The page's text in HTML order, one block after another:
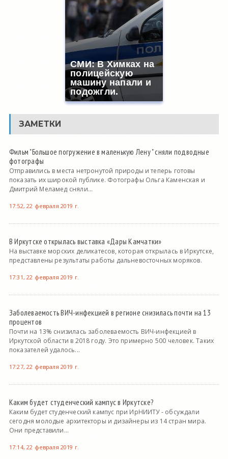
СМИ: В Химках на
полицейскую
машину напали и
подожгли.
ЗАМЕТКИ
Фильм "Большое погружение в маленькую Лену " сняли подводные
фотографы
Отправились в места нетронутой природы и теперь готовы
показать их широкой публике. Фотографы Ольга Каменская и
Дмитрий Меламед сняли...
17:52, 22 февраля 2019 г.
В Иркутске открылась выставка «Дары Камчатки»
На выставке морских деликатесов, которая открылась в Иркутске,
представлены результаты работы дальневосточных моряков.
17:31, 22 февраля 2019 г.
Заболеваемость ВИЧ-инфекцией в регионе снизилась почти на 13
процентов
Почти на 13% снизилась заболеваемость ВИЧ-инфекцией в
Иркутской области в 2018 году. Это примерно 500 человек. Таких
показателей удалось...
17:27, 22 февраля 2019 г.
Каким будет студенческий кампус в Иркутске?
Каким будет студенческий кампус при ИрНИИТУ - обсуждали
сегодня молодые архитекторы и дизайнеры из 14 стран мира.
Они представили...
17:14, 22 февраля 2019 г.